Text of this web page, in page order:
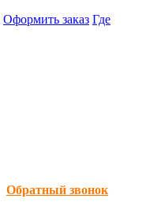
Оформить заказ Где
Обратный звонок